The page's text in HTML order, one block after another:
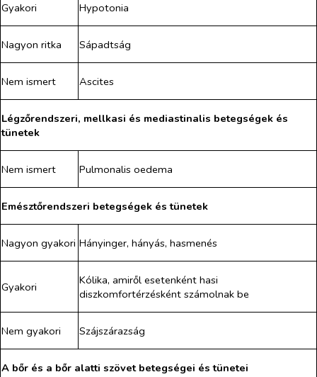
Gyakori Hypotonia
Nagyon ritka Sápadtság
Nem ismert Ascites
Légzőrendszeri, mellkasi és mediastinalis betegségek és
tünetek
Nem ismert Pulmonalis oedema
Emésztőrendszeri betegségek és tünetek
Nagyon gyakori Hányinger, hányás, hasmenés
Gyakori
Kólika, amiről esetenként hasi
diszkomfortérzésként számolnak be
Nem gyakori Szájszárazság
A bőr és a bőr alatti szövet betegségei és tünetei